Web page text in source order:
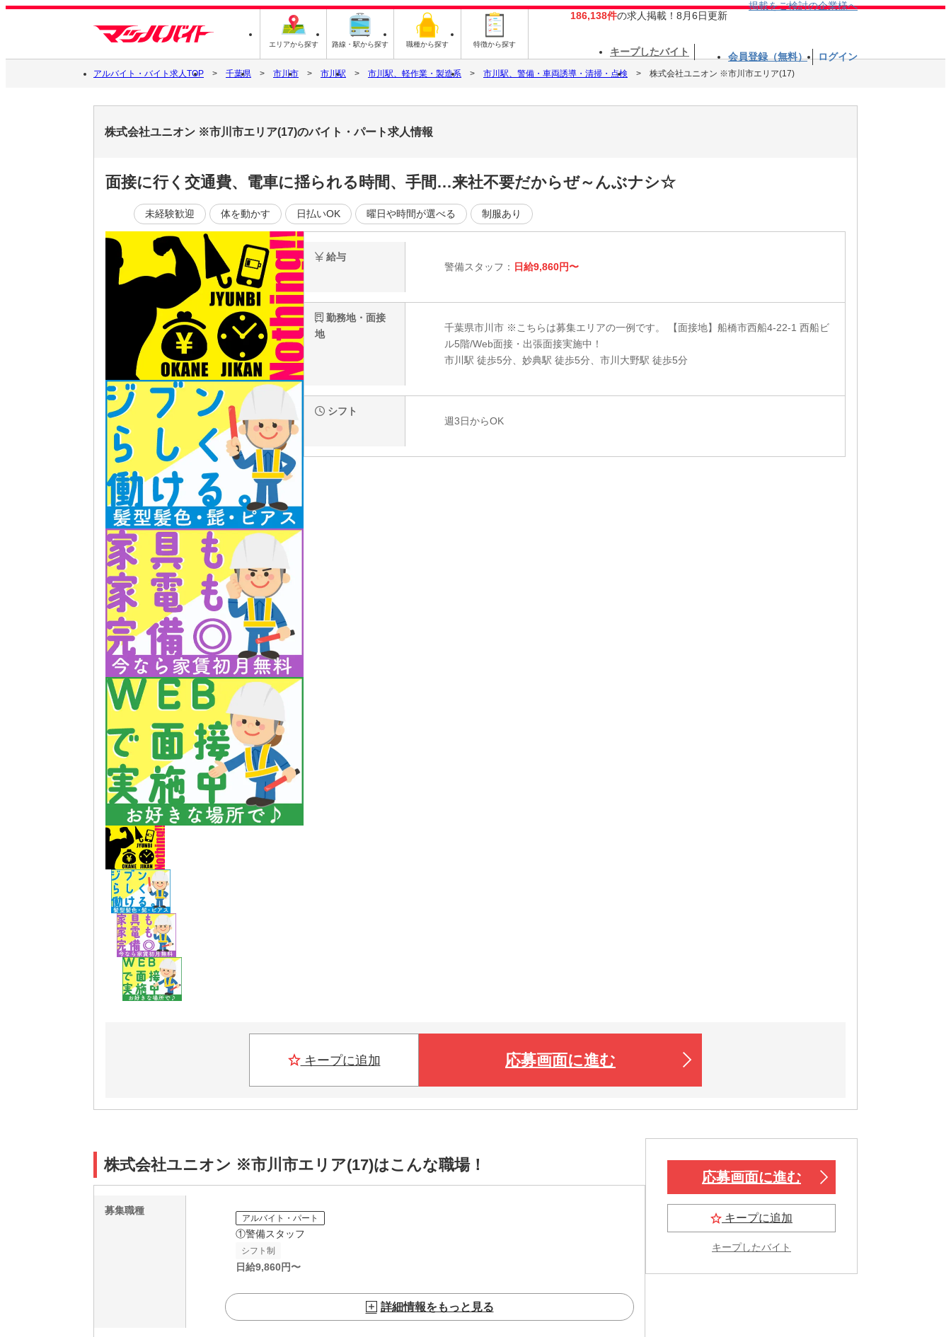
エリアから探す 路線・駅から探す 職種から探す 特徴から探す
186,138件の求人掲載！8月6日更新
掲載をご検討の企業様へ
キープしたバイト 会員登録（無料） ログイン
アルバイト・バイト求人TOP 千葉県 市川市 市川駅 市川駅、軽作業・製造系 市川駅、警備・車両誘導・清掃・点検 株式会社ユニオン ※市川市エリア(17)
株式会社ユニオン ※市川市エリア(17)のバイト・パート求人情報
面接に行く交通費、電車に揺られる時間、手間…来社不要だからぜ～んぶナシ☆
未経験歓迎 体を動かす 日払いOK 曜日や時間が選べる 制服あり
給与
警備スタッフ： 日給9,860円〜
勤務地・面接
地
千葉県市川市 ※こちらは募集エリアの一例です。 【面接地】船橋市西船4-22-1 西船ビ
ル5階/Web面接・出張面接実施中！
市川駅 徒歩5分、妙典駅 徒歩5分、市川大野駅 徒歩5分
シフト
週3日からOK
キープに追加 応募画面に進む
株式会社ユニオン ※市川市エリア(17)はこんな職場！
募集職種
アルバイト・パート
①警備スタッフ
シフト制
日給9,860円〜
詳細情報をもっと見る
応募画面に進む
キープに追加
キープしたバイト